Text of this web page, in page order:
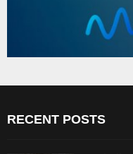
RECENT POSTS